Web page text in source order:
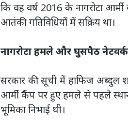
कि वह वर्ष 2016 के नागरोटा
आतंकी गतिविधियों में सक्रिय था।
नागरोटा हमले और घुसपैठ
सरकार की सूची में हाफिज अब्दुल
आर्मी कैंप पर हुए हमले से पहले
भूमिका निभाई थी।